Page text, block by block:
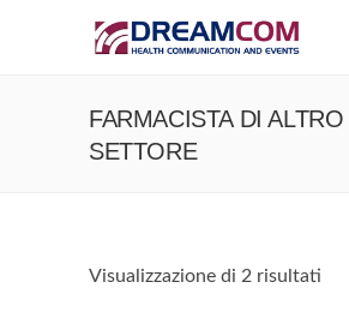
FARMACISTA DI ALTRO
SETTORE
Visualizzazione di 2 risultati